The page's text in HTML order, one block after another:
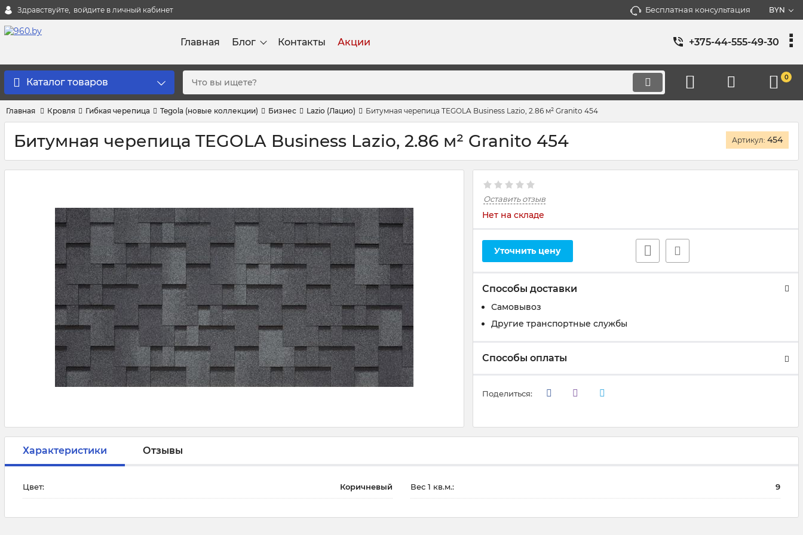
Здравствуйте, войдите в личный кабинет Бесплатная консультация BYN
Главная Блог Контакты Акции +375-44-555-49-30
Каталог товаров 0
Главная Кровля Гибкая черепица Tegola (новые коллекции) Бизнес Lazio (Лацио) Битумная черепица TEGOLA Business Lazio, 2.86 м² Granito 454
Битумная черепица TEGOLA Business Lazio, 2.86 м² Granito 454 Артикул: 454
Оставить отзыв
Нет на складе
Уточнить цену
Способы доставки
Самовывоз
Другие транспортные службы
Способы оплаты
Поделиться:
Характеристики Отзывы
Цвет: Коричневый Вес 1 кв.м.: 9